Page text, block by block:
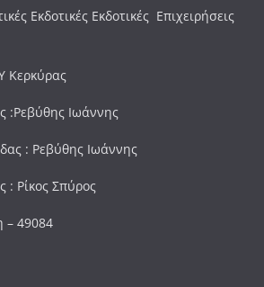
Εκδοτικές Εκδοτικές Επιχειρήσεις
Κερκύρας
:Ρεβύθης Ιωάννης
: Ρεβύθης Ιωάννης
: Ρίκος Σπύρος
– 49084